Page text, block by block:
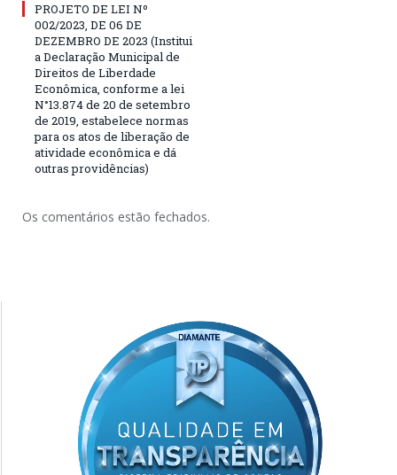
PROJETO DE LEI Nº
002/2023, DE 06 DE
DEZEMBRO DE 2023 (Institui
a Declaração Municipal de
Direitos de Liberdade
Econômica, conforme a lei
N°13.874 de 20 de setembro
de 2019, estabelece normas
para os atos de liberação de
atividade econômica e dá
outras providências)
Os comentários estão fechados.